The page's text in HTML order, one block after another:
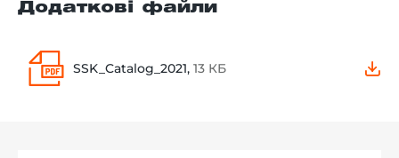
Додаткові файли
SSK_Catalog_2021, 13 КБ